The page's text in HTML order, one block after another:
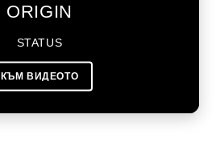
ORIGIN
STATUS
КЪМ ВИДЕОТО